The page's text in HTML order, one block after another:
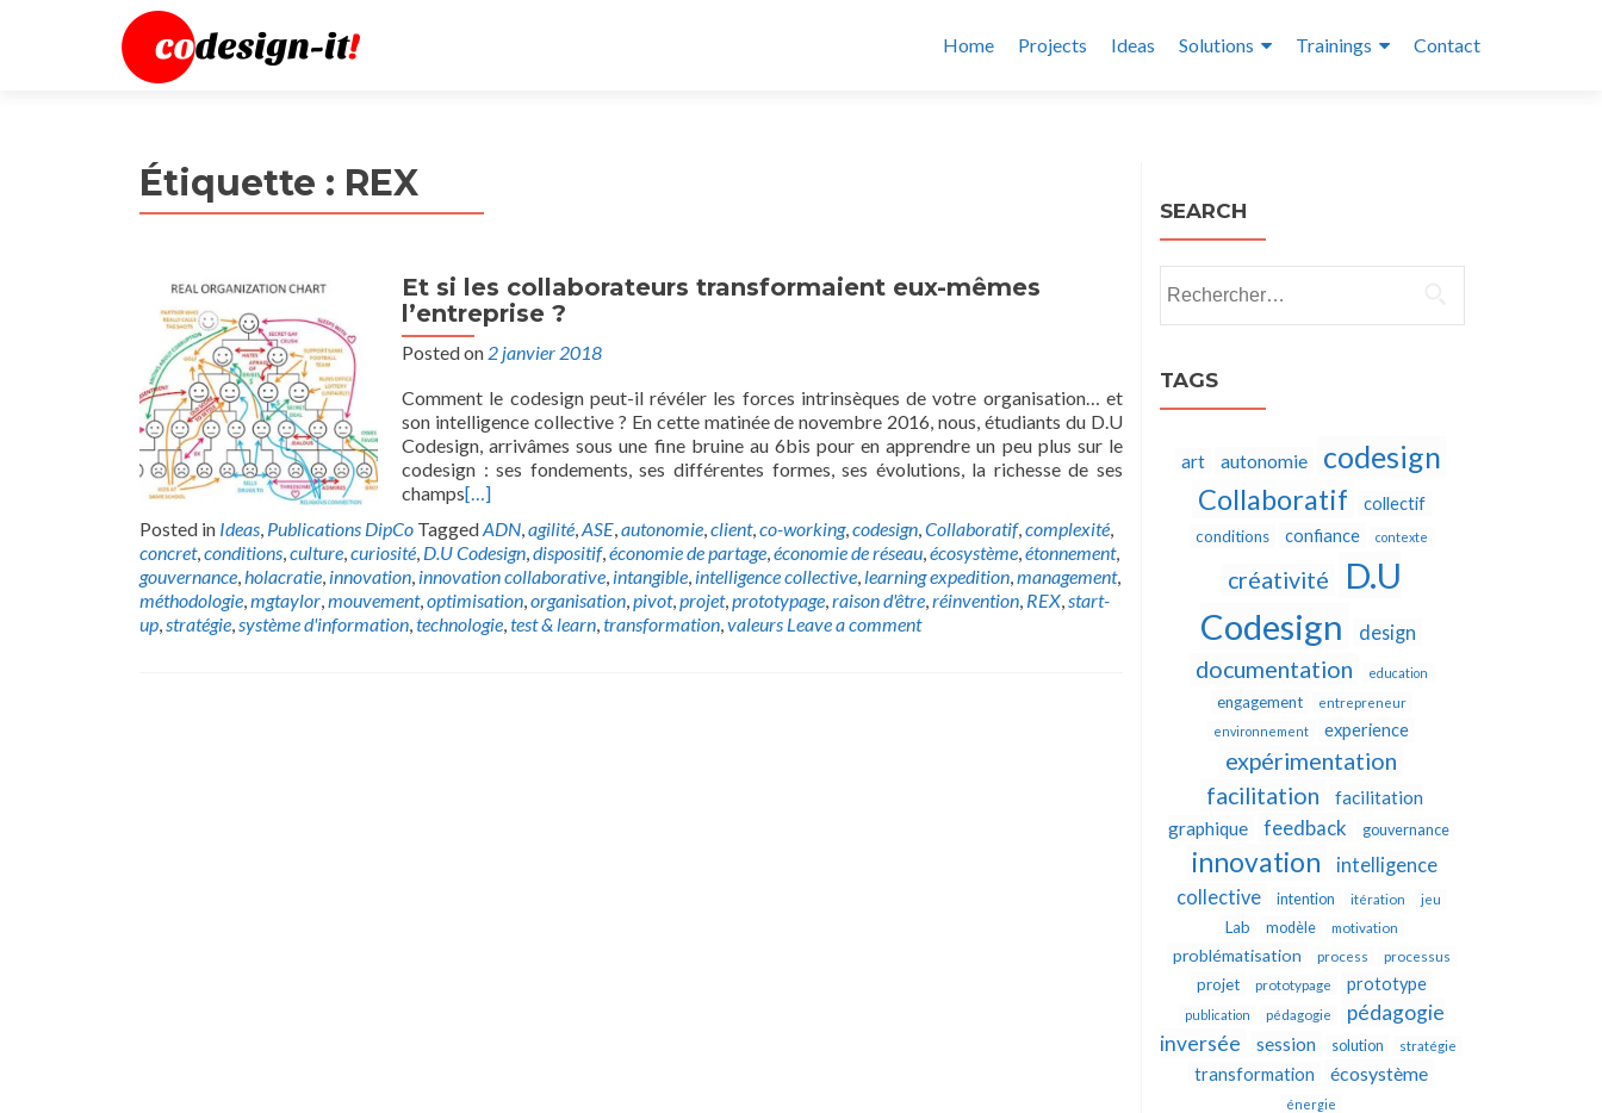
Home Projects Ideas Solutions Trainings Contact
Étiquette : REX
Et si les collaborateurs transformaient eux-mêmes
l’entreprise ?
Posted on 2 janvier 2018
Comment le codesign peut-il révéler les forces intrinsèques de votre organisation… et
son intelligence collective ? En cette matinée de novembre 2016, nous, étudiants du D.U
Codesign, arrivâmes sous une fine bruine au 6bis pour en apprendre un peu plus sur le
codesign : ses fondements, ses différentes formes, ses évolutions, la richesse de ses
champs[…]
Posted in Ideas, Publications DipCo TaggedADN,agilité,ASE,autonomie,client,co-working,codesign,Collaboratif,complexité,
concret,conditions,culture,curiosité, D.U Codesign,dispositif,économie de partage,économie de réseau,écosystème,étonnement,
gouvernance,holacratie, innovation, innovation collaborative, intangible, intelligence collective, learning expedition,management,
méthodologie,mgtaylor,mouvement,optimisation,organisation,pivot,projet,prototypage,raison d'être,réinvention, REX,start-
up,stratégie,système d'information,technologie,test & learn,transformation,valeurs Leave a comment
SEARCH
TAGS
art autonomie codesign
Collaboratif collectif
conditions confiance contexte
créativité
D.U
Codesign
design
documentation education
engagement
entrepreneur
environnement
experience
expérimentation
facilitation
facilitation
graphique
feedback gouvernance
innovation
intelligence
collective
intention itération jeu
Lab modèle motivation
problématisation process processus
projet prototypage prototype
publication pédagogie
pédagogie
inversée
session solution stratégie
transformation écosystème
énergie